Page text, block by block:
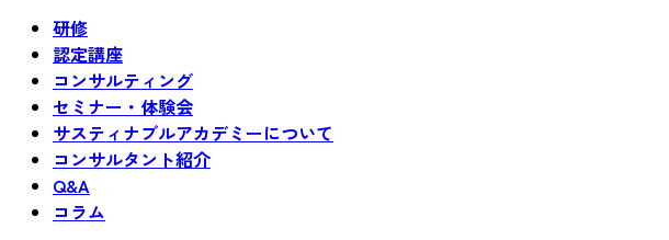
研修
認定講座
コンサルティング
セミナー・体験会
サスティナブルアカデミーについて
コンサルタント紹介
Q&A
コラム